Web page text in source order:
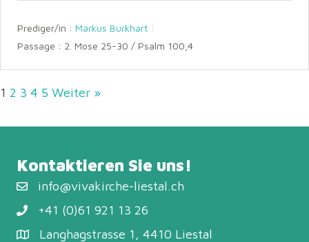
Prediger/in : Markus Burkhart
Passage : 2. Mose 25-30 / Psalm 100,4
1 2 3 4 5 Weiter »
Kontaktieren Sie uns!
info@vivakirche-liestal.ch
+41 (0)61 921 13 26
Langhagstrasse 1, 4410 Liestal